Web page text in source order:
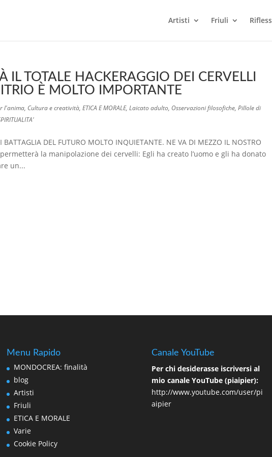
Artisti Friuli
IL TOTALE HACKERAGGIO DEI CERVELLI
È MOLTO IMPORTANTE
l'anima, Cultura e creatività, ETICA E MORALE, Laicato adulto, Osservazioni filosofiche, Pillole di
BATTAGLIA DEL FUTURO MOLTO INQUIETANTE. NE VA DI MEZZO IL NOSTRO
permetterà la manipolazione dei cervelli: Egli ha creato l’uomo e gli ha donato
un...
Menu Rapido
MONDOCREA: finalità
blog
Artisti
Friuli
ETICA E MORALE
Varie
Cookie Policy
Canale YouTube
Per chi desiderasse iscriversi al
mio canale YouTube (piaipier):
http://www.youtube.com/user/pi
aipier